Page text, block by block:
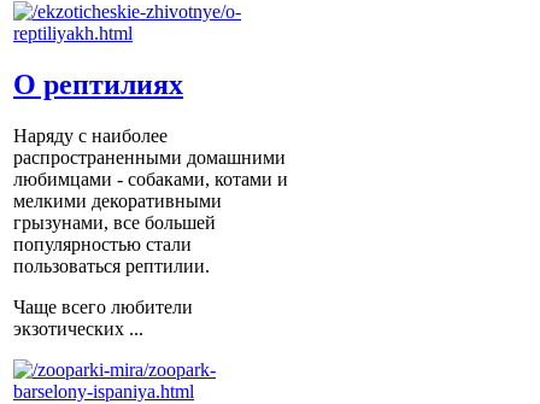
О рептилиях
Наряду с наиболее
распространенными домашними
любимцами - собаками, котами и
мелкими декоративными
грызунами, все большей
популярностью стали
пользоваться рептилии.
Чаще всего любители
экзотических ...